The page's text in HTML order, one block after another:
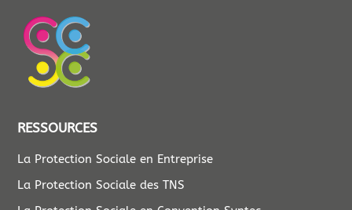
RESSOURCES
La Protection Sociale en Entreprise
La Protection Sociale des TNS